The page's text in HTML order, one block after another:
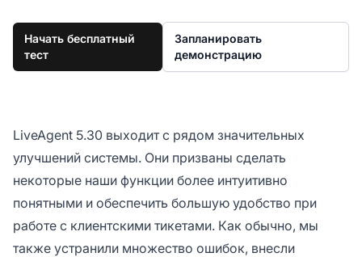
Начать бесплатный
тест
Запланировать
демонстрацию
LiveAgent 5.30 выходит с рядом значительных
улучшений системы. Они призваны сделать
некоторые наши функции более интуитивно
понятными и обеспечить большую удобство при
работе с клиентскими тикетами. Как обычно, мы
также устранили множество ошибок, внесли